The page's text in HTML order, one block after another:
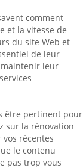
comment
et la vitesse de
du site Web et
de leur
leur
être pertinent pour
sur la rénovation
récentes
le contenu
pas trop vous